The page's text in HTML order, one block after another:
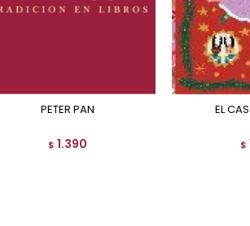
PETER PAN
$ 1.390
EL
$